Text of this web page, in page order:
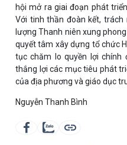
hội mở ra giai đoạn phát
Với tinh thần đoàn kết,
lượng Thanh niên xung
quyết tâm xây dựng tổ chức
tục chăm lo quyền lợi chính
thắng lợi các mục tiêu phát
của địa phương và giáo dục
Nguyễn Thanh Bình